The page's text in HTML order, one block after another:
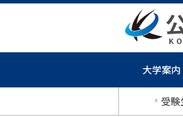
大学案内
受